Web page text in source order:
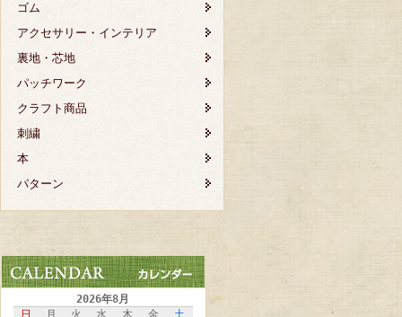
ゴム
アクセサリー・インテリア
裏地・芯地
パッチワーク
クラフト商品
刺繍
本
パターン